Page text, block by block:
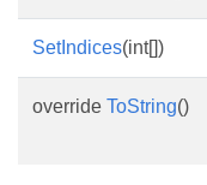
SetIndices(int[])
override ToString()